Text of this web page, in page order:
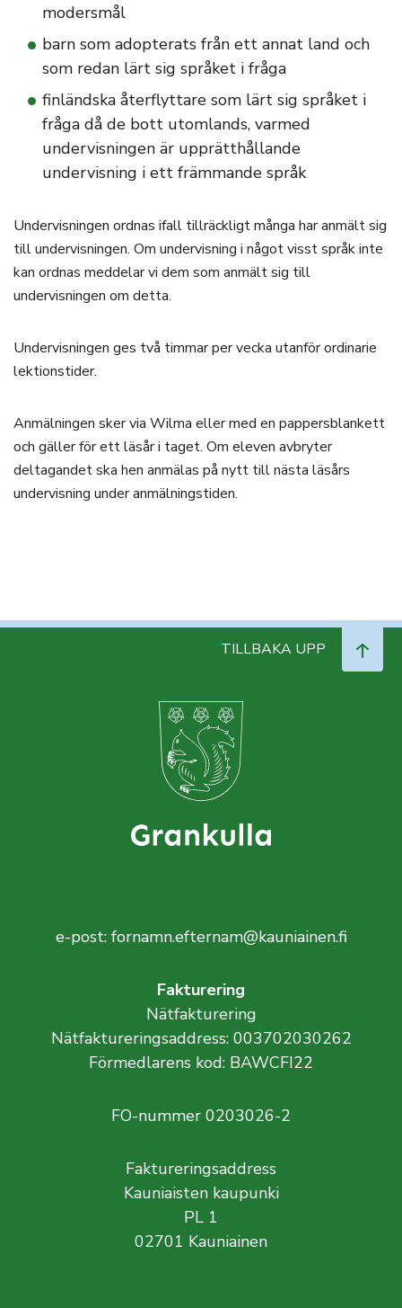
modersmål
barn som adopterats från ett annat land och
som redan lärt sig språket i fråga
finländska återflyttare som lärt sig språket i
fråga då de bott utomlands, varmed
undervisningen är upprätthållande
undervisning i ett främmande språk
Undervisningen ordnas ifall tillräckligt många har anmält sig
till undervisningen. Om undervisning i något visst språk inte
kan ordnas meddelar vi dem som anmält sig till
undervisningen om detta.
Undervisningen ges två timmar per vecka utanför ordinarie
lektionstider.
Anmälningen sker via Wilma eller med en pappersblankett
och gäller för ett läsår i taget. Om eleven avbryter
deltagandet ska hen anmälas på nytt till nästa läsårs
undervisning under anmälningstiden.
TILLBAKA UPP
e-post: fornamn.efternam@kauniainen.fi
Fakturering
Nätfakturering
Nätfaktureringsaddress: 003702030262
Förmedlarens kod: BAWCFI22
FO-nummer 0203026-2
Faktureringsaddress
Kauniaisten kaupunki
PL 1
02701 Kauniainen